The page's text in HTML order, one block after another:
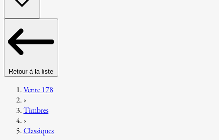
Retour à la liste
Vente 178
›
Timbres
›
Classiques